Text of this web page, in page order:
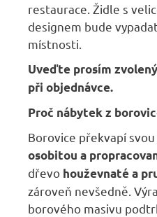
restaurace. Židle s
designem bude
místnosti.
Uveďte prosím
při objednávce.
Proč nábytek z
Borovice překvapí
osobitou a
dřevo houževnaté a
zároveň nevšedně.
borového masivu